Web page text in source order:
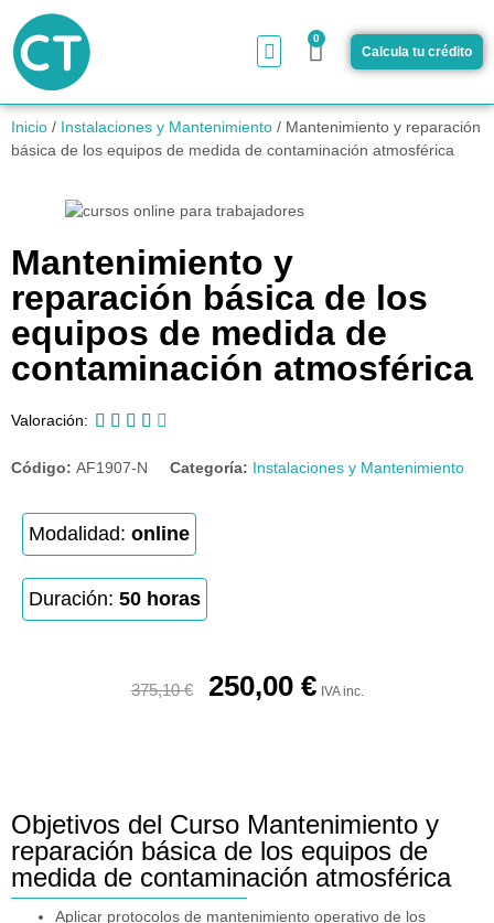
0
Calcula tu crédito
Inicio / Instalaciones y Mantenimiento / Mantenimiento y reparación
básica de los equipos de medida de contaminación atmosférica
Mantenimiento y
reparación básica de los
equipos de medida de
contaminación atmosférica
Valoración:     
Código: AF1907-N Categoría: Instalaciones y Mantenimiento
Modalidad: online
Duración: 50 horas
375,10€ 250,00 € IVA inc.
Objetivos del Curso Mantenimiento y
reparación básica de los equipos de
medida de contaminación atmosférica
Aplicar protocolos de mantenimiento operativo de los